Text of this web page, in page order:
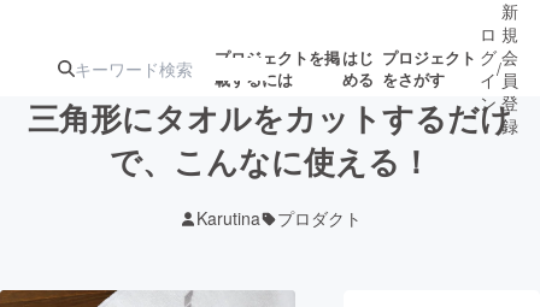
プロジェクトを掲
載するには
はじ
める
プロジェクト
をさがす
ジェクト
募集終了が近いプ
ロジェクト
ロ
グ
イ
ン
/
新
規
会
員
登
録
三角形にタオルをカットするだけ
で、こんなに使える！
Karutina プロダクト